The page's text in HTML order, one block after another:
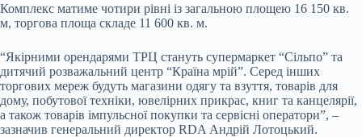
Комплекс матиме чотири рівні із загальною площею 16 150 кв.
м, торгова площа складе 11 600 кв. м.
“Якірними орендарями ТРЦ стануть супермаркет “Сільпо” та
дитячий розважальний центр “Країна мрій”. Серед інших
торгових мереж будуть магазини одягу та взуття, товарів для
дому, побутової техніки, ювелірних прикрас, книг та канцелярії,
а також товарів імпульсної покупки та сервісні оператори”, –
зазначив генеральний директор RDA Андрій Лотоцький.